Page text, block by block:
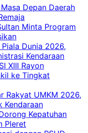
Depan Daerah
Minta Program
Dunia 2026,
Kendaraan
XIII Rayon
ke Tingkat
Rakyat UMKM 2026,
Kendaraan
Kepatuhan
Pleret